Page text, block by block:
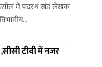
में पदस्थ खंड लेखक
टीवी में नजर